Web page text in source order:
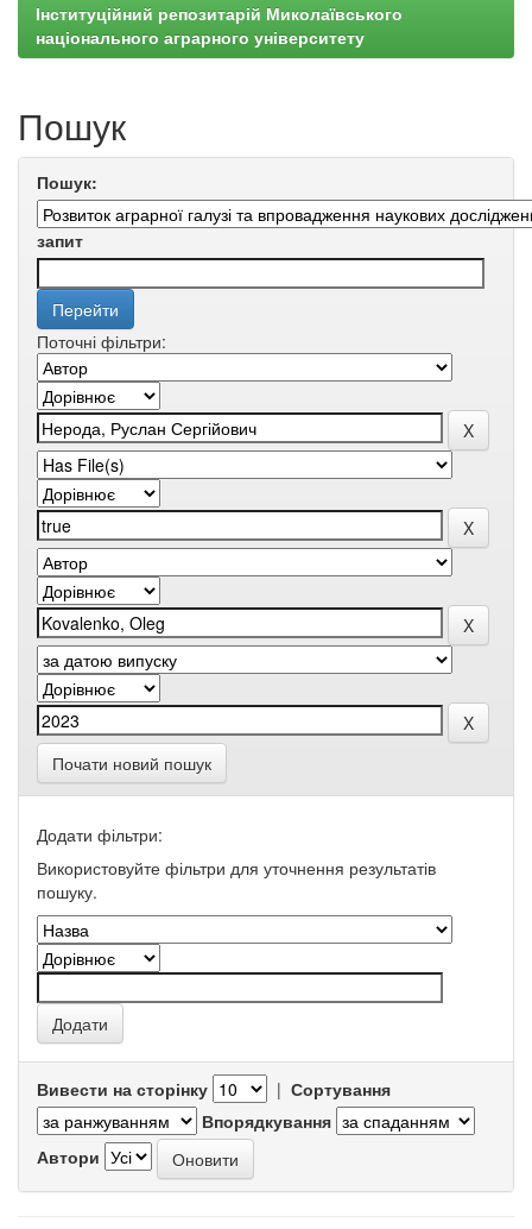
Інституційний репозитарій Миколаївського
національного аграрного університету
Пошук
Пошук:
запит
Поточні фільтри:
Почати новий пошук
Додати фільтри:
Використовуйте фільтри для уточнення результатів
пошуку.
Вивести на сторінку | Сортування
Впорядкування
Автори